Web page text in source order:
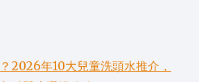
2026年10大兒童洗頭水推介，